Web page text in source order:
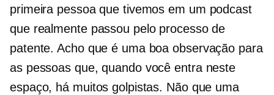
primeira pessoa que tivemos em um podcast
que realmente passou pelo processo de
patente. Acho que é uma boa observação para
as pessoas que, quando você entra neste
espaço, há muitos golpistas. Não que uma